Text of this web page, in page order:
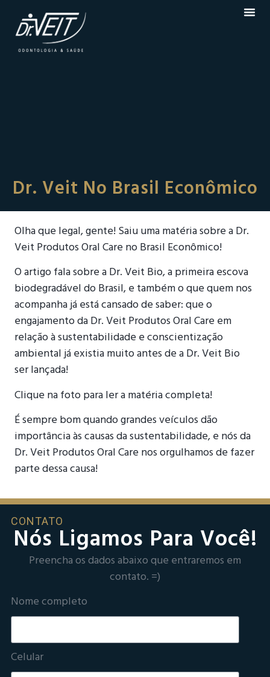
Dr. Veit No Brasil Econômico
Olha que legal, gente! Saiu uma matéria sobre a Dr.
Veit Produtos Oral Care no Brasil Econômico!
O artigo fala sobre a Dr. Veit Bio, a primeira escova
biodegradável do Brasil, e também o que quem nos
acompanha já está cansado de saber: que o
engajamento da Dr. Veit Produtos Oral Care em
relação à sustentabilidade e conscientização
ambiental já existia muito antes de a Dr. Veit Bio
ser lançada!
Clique na foto para ler a matéria completa!
É sempre bom quando grandes veículos dão
importância às causas da sustentabilidade, e nós da
Dr. Veit Produtos Oral Care nos orgulhamos de fazer
parte dessa causa!
CONTATO
Nós Ligamos Para Você!
Preencha os dados abaixo que entraremos em
contato. =)
Nome completo
Celular